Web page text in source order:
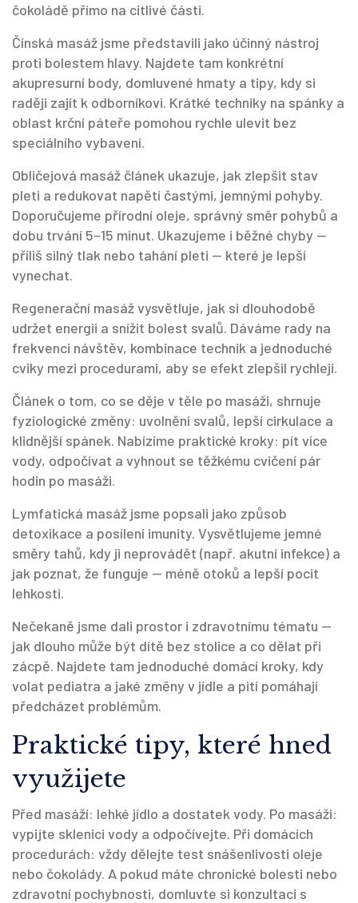
čokoládě přímo na citlivé části.
Čínská masáž jsme představili jako účinný nástroj
proti bolestem hlavy. Najdete tam konkrétní
akupresurní body, domluvené hmaty a tipy, kdy si
raději zajít k odborníkovi. Krátké techniky na spánky a
oblast krční páteře pomohou rychle ulevit bez
speciálního vybavení.
Obličejová masáž článek ukazuje, jak zlepšit stav
pleti a redukovat napětí častými, jemnými pohyby.
Doporučujeme přírodní oleje, správný směr pohybů a
dobu trvání 5–15 minut. Ukazujeme i běžné chyby —
příliš silný tlak nebo tahání pleti — které je lepší
vynechat.
Regenerační masáž vysvětluje, jak si dlouhodobě
udržet energii a snížit bolest svalů. Dáváme rady na
frekvenci návštěv, kombinace technik a jednoduché
cviky mezi procedurami, aby se efekt zlepšil rychleji.
Článek o tom, co se děje v těle po masáži, shrnuje
fyziologické změny: uvolnění svalů, lepší cirkulace a
klidnější spánek. Nabízíme praktické kroky: pít více
vody, odpočívat a vyhnout se těžkému cvičení pár
hodin po masáži.
Lymfatická masáž jsme popsali jako způsob
detoxikace a posílení imunity. Vysvětlujeme jemné
směry tahů, kdy ji neprovádět (např. akutní infekce) a
jak poznat, že funguje — méně otoků a lepší pocit
lehkosti.
Nečekaně jsme dali prostor i zdravotnímu tématu —
jak dlouho může být dítě bez stolice a co dělat při
zácpě. Najdete tam jednoduché domácí kroky, kdy
volat pediatra a jaké změny v jídle a pití pomáhají
předcházet problémům.
Praktické tipy, které hned
využijete
Před masáží: lehké jídlo a dostatek vody. Po masáži:
vypijte sklenici vody a odpočívejte. Při domácích
procedurách: vždy dělejte test snášenlivosti oleje
nebo čokolády. A pokud máte chronické bolesti nebo
zdravotní pochybnosti, domluvte si konzultaci s